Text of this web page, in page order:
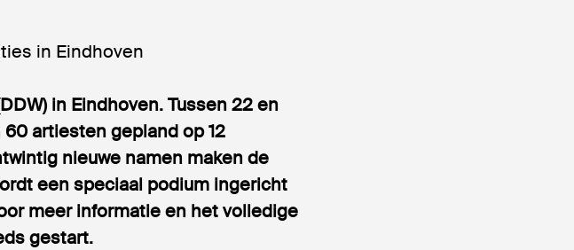
in Eindhoven
in Eindhoven.Tussen 22 en
artiesten gepland op 12
nieuwe namen maken de
een speciaal podium ingericht
meer informatie en het volledige
gestart.